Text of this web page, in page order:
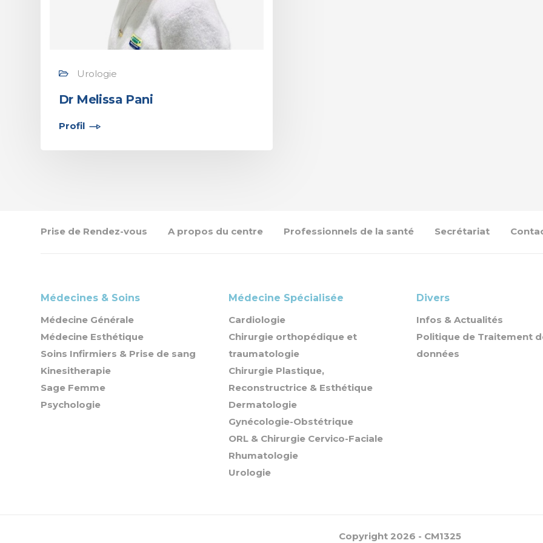
Urologie
Dr Melissa Pani
Profil
Prise de Rendez-vous A propos du centre Professionnels de la santé Secrétariat
Médecines & Soins
Médecine Générale
Médecine Esthétique
Soins Infirmiers & Prise de sang
Kinesitherapie
Sage Femme
Psychologie
Médecine Spécialisée
Cardiologie
Chirurgie orthopédique et
traumatologie
Chirurgie Plastique,
Reconstructrice & Esthétique
Dermatologie
Gynécologie-Obstétrique
ORL & Chirurgie Cervico-Faciale
Rhumatologie
Urologie
Divers
Infos & Actualités
Politique de Traitement
données
Copyright 2026 - CM1325